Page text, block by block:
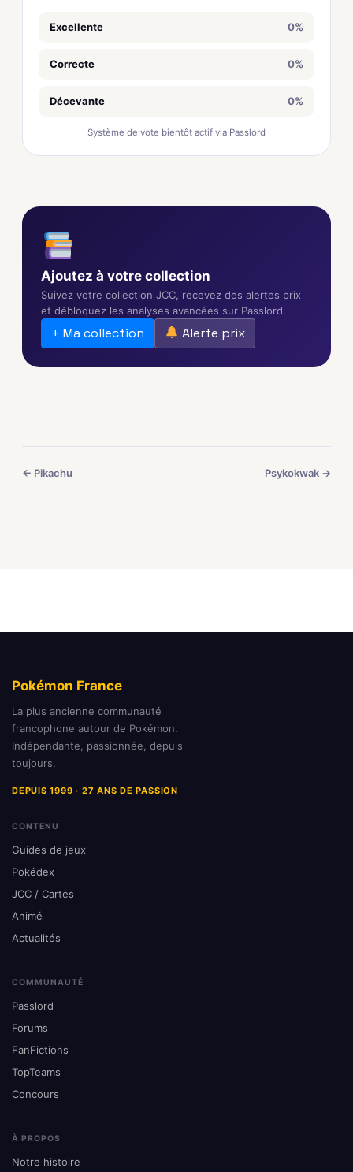
Excellente 0%
Correcte 0%
Décevante 0%
Système de vote bientôt actif via Passlord
Ajoutez à votre collection
Suivez votre collection JCC, recevez des alertes prix
et débloquez les analyses avancées sur Passlord.
+ Ma collection Alerte prix
← Pikachu Psykokwak →
Pokémon France
La plus ancienne communauté
francophone autour de Pokémon.
Indépendante, passionnée, depuis
toujours.
DEPUIS 1999 · 27 ANS DE PASSION
CONTENU
Guides de jeux
Pokédex
JCC / Cartes
Animé
Actualités
COMMUNAUTÉ
Passlord
Forums
FanFictions
TopTeams
Concours
À PROPOS
Notre histoire